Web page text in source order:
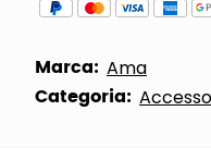
Marca: Ama
Categoria: